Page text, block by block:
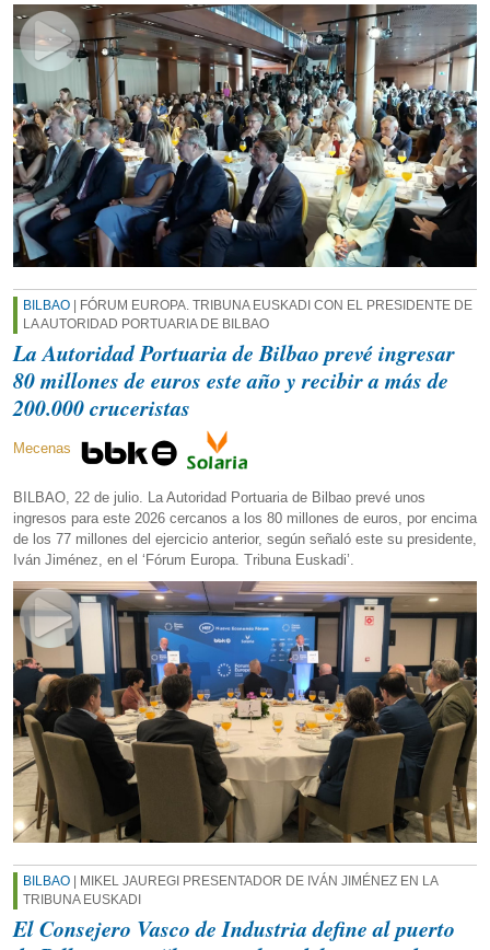
BILBAO | FÓRUM EUROPA. TRIBUNA EUSKADI CON EL PRESIDENTE DE
LA AUTORIDAD PORTUARIA DE BILBAO
La Autoridad Portuaria de Bilbao prevé ingresar
80 millones de euros este año y recibir a más de
200.000 cruceristas
Mecenas
BILBAO, 22 de julio. La Autoridad Portuaria de Bilbao prevé unos
ingresos para este 2026 cercanos a los 80 millones de euros, por encima
de los 77 millones del ejercicio anterior, según señaló este su presidente,
Iván Jiménez, en el ‘Fórum Europa. Tribuna Euskadi’.
BILBAO | MIKEL JAUREGI PRESENTADOR DE IVÁN JIMÉNEZ EN LA
TRIBUNA EUSKADI
El Consejero Vasco de Industria define al puerto